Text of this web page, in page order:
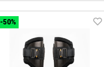
-50%